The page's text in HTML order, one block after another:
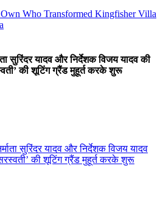
सुरिंदर यादव और निर्देशक विजय यादव की
की शूटिंग ग्रैंड मुहूर्त करके शुरू